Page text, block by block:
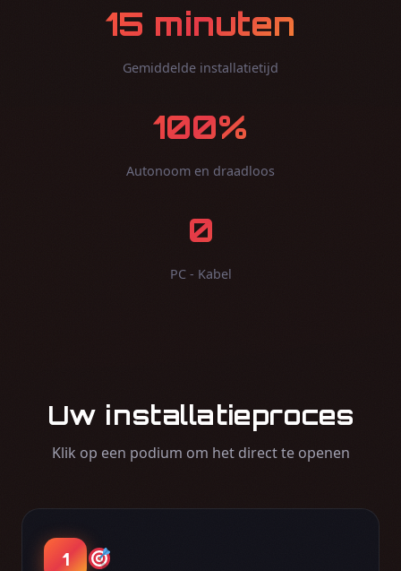
15 minuten
Gemiddelde installatietijd
100%
Autonoom en draadloos
0
PC - Kabel
Uw installatieproces
Klik op een podium om het direct te openen
1